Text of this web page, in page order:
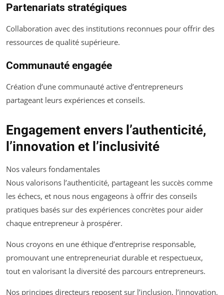
Partenariats stratégiques
Collaboration avec des institutions reconnues pour offrir des
ressources de qualité supérieure.
Communauté engagée
Création d’une communauté active d’entrepreneurs
partageant leurs expériences et conseils.
Engagement envers l’authenticité,
l’innovation et l’inclusivité
Nos valeurs fondamentales
Nous valorisons l’authenticité, partageant les succès comme
les échecs, et nous nous engageons à offrir des conseils
pratiques basés sur des expériences concrètes pour aider
chaque entrepreneur à prospérer.
Nous croyons en une éthique d’entreprise responsable,
promouvant une entrepreneuriat durable et respectueux,
tout en valorisant la diversité des parcours entrepreneurs.
Nos principes directeurs reposent sur l’inclusion, l’innovation,